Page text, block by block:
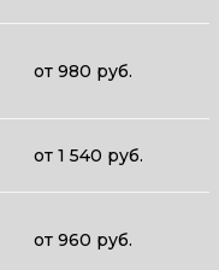
от 980 руб.
от 1 540 руб.
от 960 руб.